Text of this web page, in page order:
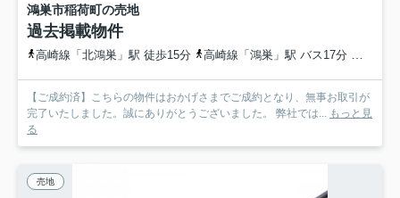
鴻巣市稲荷町の売地
過去掲載物件
高崎線「北鴻巣」駅 徒歩15分 高崎線「鴻巣」駅 バス17分 埼玉県鴻巣市「箕田郵便局前」 停歩8分
【ご成約済】こちらの物件はおかげさまでご成約となり、無事お取引が
完了いたしました。誠にありがとうございました。 弊社では...
もっと見
る
売地